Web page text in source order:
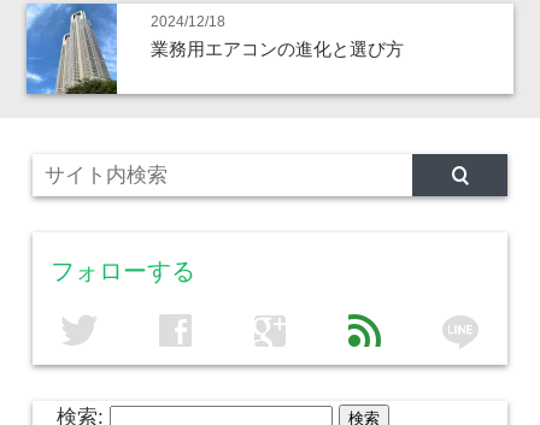
2024/12/18
業務用エアコンの進化と選び方
フォローする
twitter facebook google feed line
検索: